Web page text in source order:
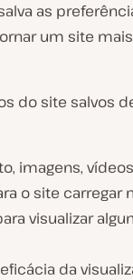
as
um site
do site salvos
imagens,
o site carregar
visualizar
da